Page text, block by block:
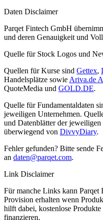
Daten Disclaimer
Parqet Fintech GmbH
und deren Genauigkeit und
Quelle für Stock Logos und
Quellen für Kurse sind Gettex,
Handelsplätze sowie Ariva.de
QuoteMedia und GOLD.DE.
Quelle für Fundamentaldaten
jeweiligen Unternehmen.
und Datenblätter der
überwiegend von DivvyDiary.
Fehler gefunden? Bitte sende
an daten@parqet.com.
Link Disclaimer
Für manche Links kann
Provision erhalten wenn
hilft dabei, kostenlose
finanzieren.